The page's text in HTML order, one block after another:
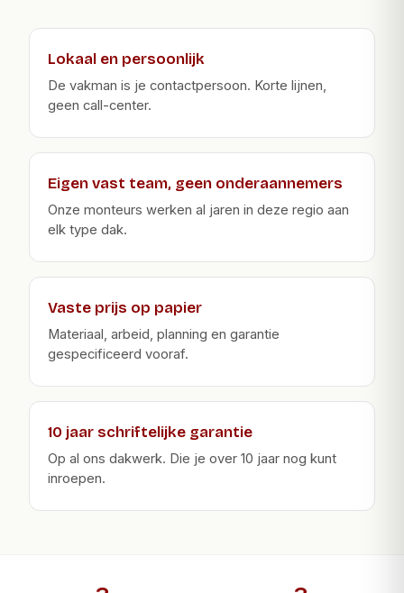
Lokaal en persoonlijk
De vakman is je contactpersoon. Korte lijnen,
geen call-center.
Eigen vast team, geen onderaannemers
Onze monteurs werken al jaren in deze regio aan
elk type dak.
Vaste prijs op papier
Materiaal, arbeid, planning en garantie
gespecificeerd vooraf.
10 jaar schriftelijke garantie
Op al ons dakwerk. Die je over 10 jaar nog kunt
inroepen.